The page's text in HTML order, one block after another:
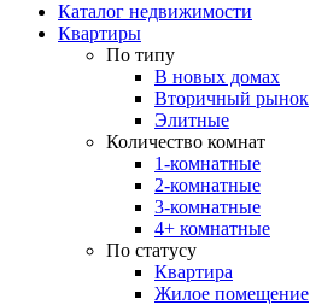
Каталог недвижимости
Квартиры
По типу
В новых домах
Вторичный рынок
Элитные
Количество комнат
1-комнатные
2-комнатные
3-комнатные
4+ комнатные
По статусу
Квартира
Жилое помещение